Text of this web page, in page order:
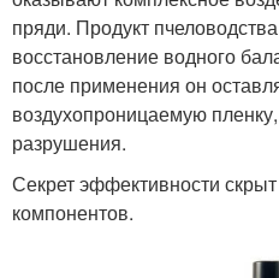
пряди. Продукт
восстановление водного
после применения он
воздухопроницаемую
разрушения.
Секрет эффективности
компонентов.